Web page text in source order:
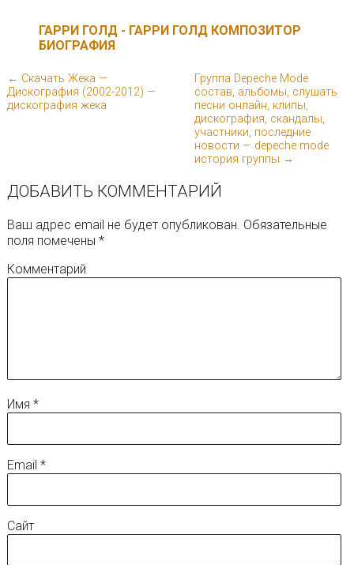
ГАРРИ ГОЛД - ГАРРИ ГОЛД КОМПОЗИТОР
БИОГРАФИЯ
← Скачать Жека —
Дискография (2002-2012) —
дискография жека
Группа Depeche Mode
состав, альбомы, слушать
песни онлайн, клипы,
дискография, скандалы,
участники, последние
новости — depeche mode
история группы →
ДОБАВИТЬ КОММЕНТАРИЙ
Ваш адрес email не будет опубликован. Обязательные
поля помечены *
Комментарий
Имя *
Email *
Сайт